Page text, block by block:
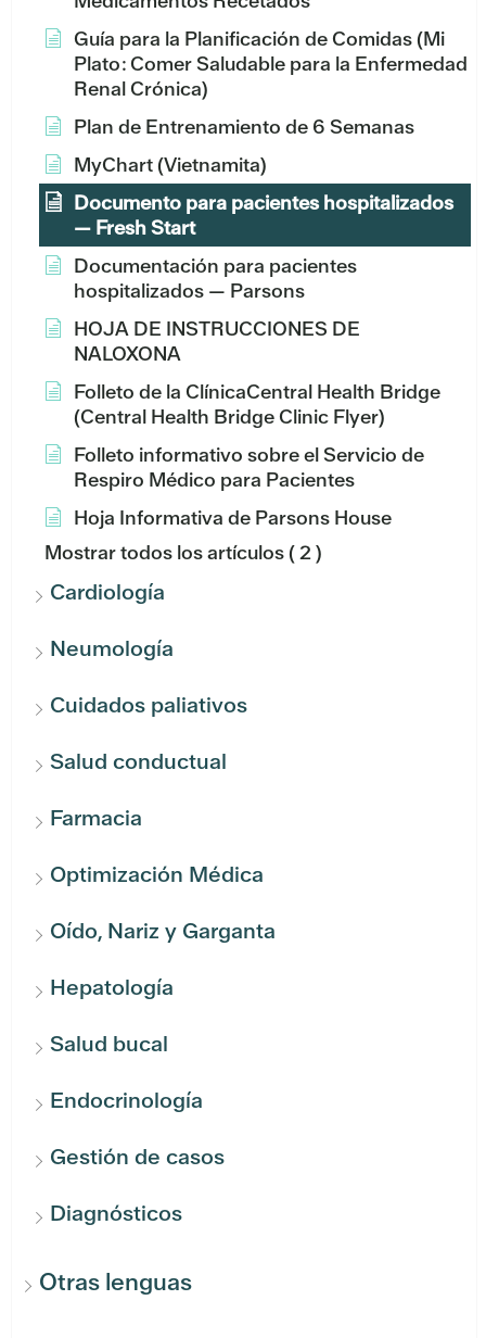
Guía para la Planificación de Comidas (Mi
Plato: Comer Saludable para la Enfermedad
Renal Crónica)
Plan de Entrenamiento de 6 Semanas
MyChart (Vietnamita)
Documento para pacientes hospitalizados
— Fresh Start
Documentación para pacientes
hospitalizados — Parsons
HOJA DE INSTRUCCIONES DE
NALOXONA
Folleto de la ClínicaCentral Health Bridge
(Central Health Bridge Clinic Flyer)
Folleto informativo sobre el Servicio de
Respiro Médico para Pacientes
Hoja Informativa de Parsons House
Mostrar todos los artículos( 2 )
Cardiología
Neumología
Cuidados paliativos
Salud conductual
Farmacia
Optimización Médica
Oído, Nariz y Garganta
Hepatología
Salud bucal
Endocrinología
Gestión de casos
Diagnósticos
Otras lenguas